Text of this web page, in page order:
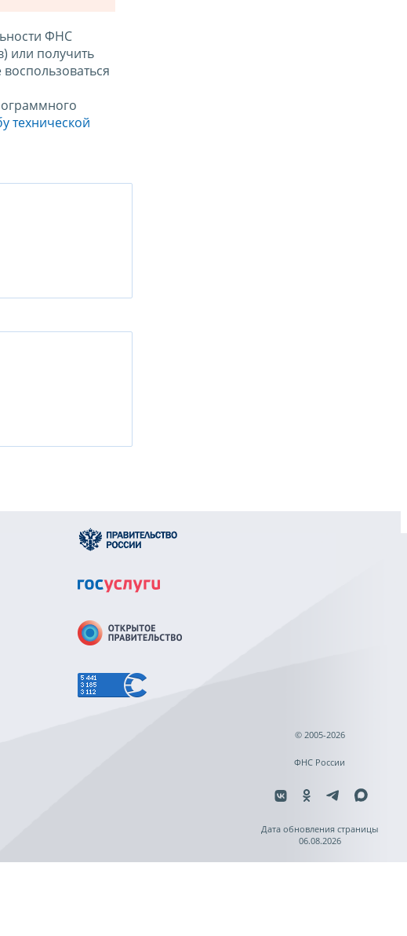
ФНС
или получить
технической
© 2005-2026
ФНС России
Дата обновления страницы
06.08.2026